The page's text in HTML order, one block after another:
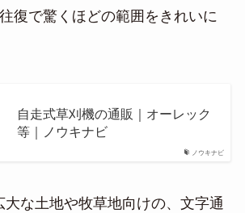
復で驚くほどの範囲をきれいに
ノウキナビ
自走式草刈機の通販｜オーレック
等｜ノウキナビ
大な土地や牧草地向けの、文字通